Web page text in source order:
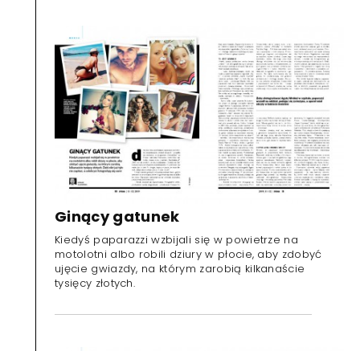
Ginący gatunek
Kiedyś paparazzi wzbijali się w powietrze na
motolotni albo robili dziury w płocie, aby zdobyć
ujęcie gwiazdy, na którym zarobią kilkanaście
tysięcy złotych.